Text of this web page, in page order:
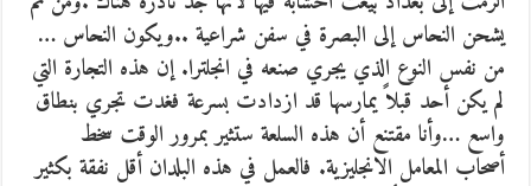
يشحن النحاس إلى البصرة في سفن شراعية ..ويكون النحاس …
من نفس النوع الذي يجري صنعه في انجلترا. إن هذه التجارة التي
لم يكن أحد قبلاً يمارسها قد ازدادت بسرعة فغدت تجري بنطاق
واسع …وأنا مقتنع أن هذه السلعة ستثير بمرور الوقت سخط
أصحاب المعامل الانجليزية. فالعمل في هذه البلدان أقل نفقة بكثير